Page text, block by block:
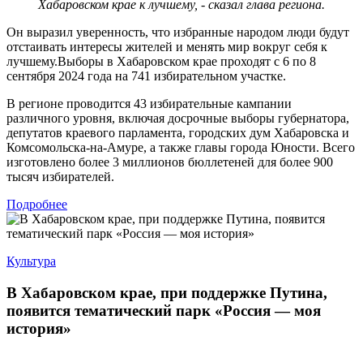
Хабаровском крае к лучшему, - сказал глава региона.
Он выразил уверенность, что избранные народом люди будут
отстаивать интересы жителей и менять мир вокруг себя к
лучшему.Выборы в Хабаровском крае проходят с 6 по 8
сентября 2024 года на 741 избирательном участке.
В регионе проводится 43 избирательные кампании
различного уровня, включая досрочные выборы губернатора,
депутатов краевого парламента, городских дум Хабаровска и
Комсомольска-на-Амуре, а также главы города Юности. Всего
изготовлено более 3 миллионов бюллетеней для более 900
тысяч избирателей.
Подробнее
Культура
В Хабаровском крае, при поддержке Путина,
появится тематический парк «Россия — моя
история»